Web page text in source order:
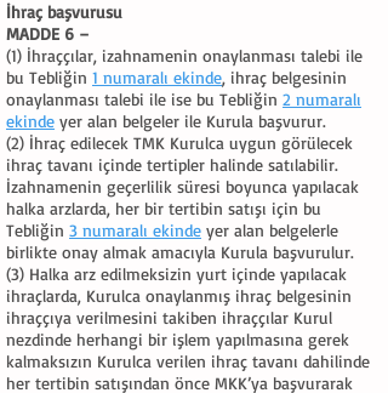
İhraç başvurusu
MADDE 6 –
(1) İhraççılar, izahnamenin onaylanması talebi ile
bu Tebliğin 1 numaralı ekinde, ihraç belgesinin
onaylanması talebi ile ise bu Tebliğin 2 numaralı
ekinde yer alan belgeler ile Kurula başvurur.
(2) İhraç edilecek TMK Kurulca uygun görülecek
ihraç tavanı içinde tertipler halinde satılabilir.
İzahnamenin geçerlilik süresi boyunca yapılacak
halka arzlarda, her bir tertibin satışı için bu
Tebliğin 3 numaralı ekinde yer alan belgelerle
birlikte onay almak amacıyla Kurula başvurulur.
(3) Halka arz edilmeksizin yurt içinde yapılacak
ihraçlarda, Kurulca onaylanmış ihraç belgesinin
ihraççıya verilmesini takiben ihraççılar Kurul
nezdinde herhangi bir işlem yapılmasına gerek
kalmaksızın Kurulca verilen ihraç tavanı dahilinde
her tertibin satışından önce MKK’ya başvurarak